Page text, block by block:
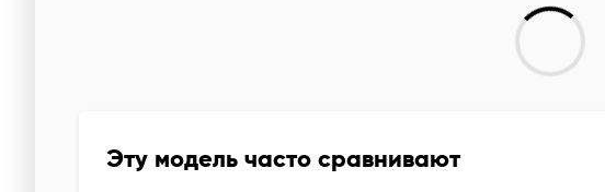
Эту модель часто сравнивают